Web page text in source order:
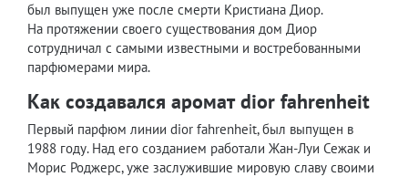
был выпущен уже после смерти Кристиана Диор.
На протяжении своего существования дом Диор
сотрудничал с самыми известными и востребованными
парфюмерами мира.
Как создавался аромат dior fahrenheit
Первый парфюм линии dior fahrenheit, был выпущен в
1988 году. Над его созданием работали Жан-Луи Сежак и
Морис Роджерс, уже заслужившие мировую славу своими